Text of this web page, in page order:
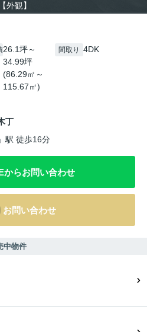
【外観】
26.1坪～
34.99坪
(86.29㎡～
115.67㎡)
間取り 4DK
丁
」駅 徒歩16分
からお問い合わせ
お問い合わせ
中物件